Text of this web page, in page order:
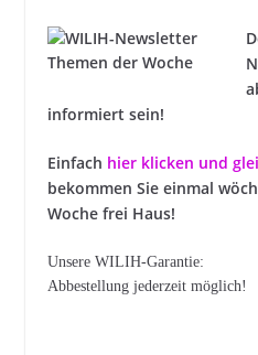
informiert sein!
Einfach hier klicken und
bekommen Sie einmal
Woche frei Haus!
Unsere WILIH-Garantie:
Abbestellung jederzeit möglich!